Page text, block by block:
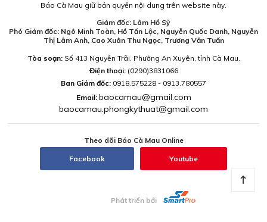
Báo Cà Mau giữ bản quyền nội dung trên website này.
Giám đốc: Lâm Hồ Sỹ
Phó Giám đốc: Ngô Minh Toàn, Hồ Tấn Lộc, Nguyễn Quốc Danh, Nguyễn
Thị Lâm Anh, Cao Xuân Thu Ngọc, Trương Văn Tuấn
Tòa soạn:Số 413 Nguyễn Trãi, Phường An Xuyên, tỉnh Cà Mau.
Điện thoại: (0290)3831066
Ban Giám đốc: 0918.575228 - 0913.780557
Email: baocamau@gmail.com
baocamau.phongkythuat@gmail.com
Theo dõi Báo Cà Mau Online
Facebook Youtube
Phát triển bởi